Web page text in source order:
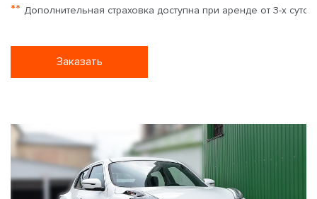
** Дополнительная страховка доступна при аренде от 3-х суток
Заказать